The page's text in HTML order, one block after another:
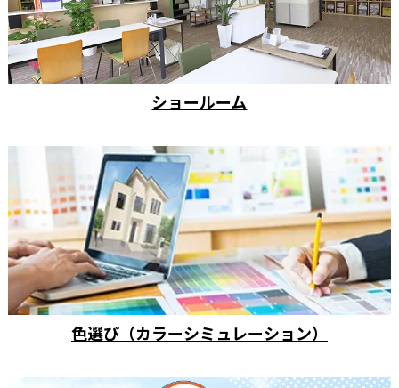
ショールーム
色選び（カラーシミュレーション）